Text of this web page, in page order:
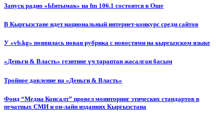
Запуск радио «Ынтымак» на fm 106.1 состоится в Оше
В Кыргызстане идет национальный интернет-конкурс среди сайтов
У «vb.kg» появилась новая рубрика с новостями на кыргызском языке
«Деньги & Власть» гезитине үч тараптан жасалган басым
Тройное давление на «Деньги & Власть»
Фонд “Медиа Консалт” провел мониторинг этических стандартов в
печатных СМИ и он-лайн изданиях Кыргызстана